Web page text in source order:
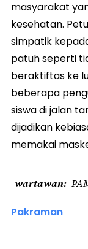
masyarakat
kesehatan.
simpatik
patuh seperti
beraktiftas ke
beberapa
siswa di jalan
dijadikan
memakai
wartawan
Pakraman